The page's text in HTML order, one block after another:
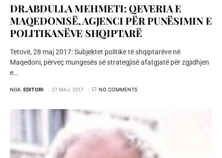
DR.ABDULLA MEHMETI: QEVERIA E
MAQEDONISË, AGJENCI PËR PUNËSIMIN E
POLITIKANËVE SHQIPTARË
Tetovë, 28 maj 2017: Subjektet politike të shqiptarëve në
Maqedoni, përveç mungesës së strategjisë afatgjatë për zgjidhjen
e…
NGA EDITORI 27 MAJ, 2017 NO COMMENTS